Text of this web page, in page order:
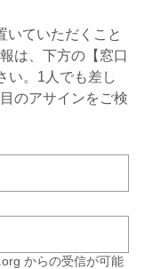
いていただくこと
は、下方の【窓口
い。1人でも差し
のアサインをご検
からの受信が可能